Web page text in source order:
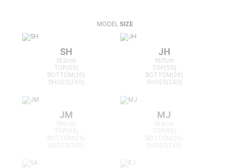
MODEL SIZE
SH
163cm
TOP(55)
BOTTOM(26)
SHOES(240)
JH
167cm
TOP(55)
BOTTOM(26)
SHOES(240)
JM
166cm
TOP(55)
BOTTOM(25)
MJ
164cm
TOP(55)
BOTTOM(26)